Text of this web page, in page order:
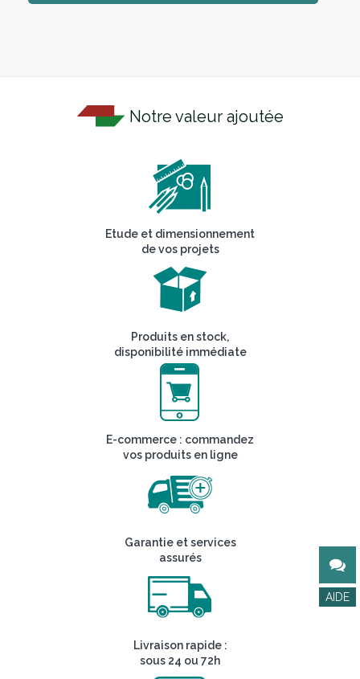
Notre valeur ajoutée
Etude et dimensionnement
de vos projets
Produits en stock,
disponibilité immédiate
E-commerce : commandez
vos produits en ligne
Garantie et services
assurés
Livraison rapide :
sous 24 ou 72h